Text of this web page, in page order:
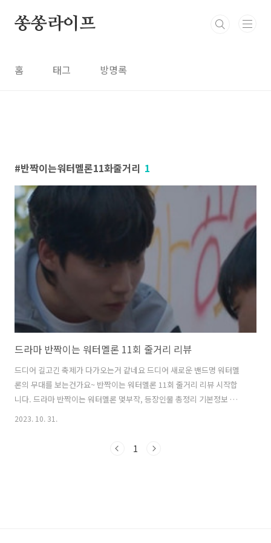
쏭쏭라이프
홈 태그 방명록
반짝이는워터멜론11화줄거리 1
드라마 반짝이는 워터멜론 11회 줄거리 리뷰
드디어 길고긴 축제가 다가오는거 같네요 드디어 새로운 밴드명 워터멜
론의 무대를 보는건가요~ 반짝이는 워터멜론 11회 줄거리 리뷰 시작합
니다. 드라마 반짝이는 워터멜론 몇부작, 등장인물 총정리 기본정보 방송
기간 : 2023년 9월 25일 ~ 2023년 11월 14일(예정) 방송 시간 : 월, 화 오
스트리밍 : 티빙 출연 : 려욱, 최현욱, 설인아 blogyul.com 드라마 반짝
2023. 10. 31.
1